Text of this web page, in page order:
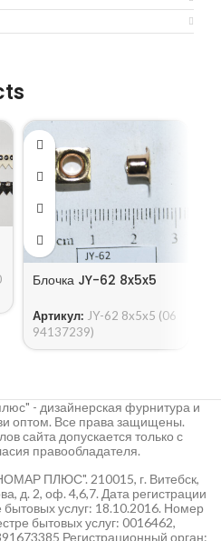
Блочка JY-62 8x5x5
Артикул: JY-62 8x5x5 (06
94137239)
- дизайнерская фурнитура и
оптом. Все права защищены.
сайта допускается только с
правообладателя.
ПЛЮС". 210015, г. Витебск,
д. 2, оф. 4,6,7. Дата регистрации
бытовых услуг: 18.10.2016. Номер
бытовых услуг: 0016462,
Регистрационный орган: